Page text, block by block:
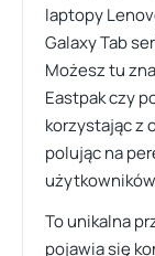
laptopy
Galaxy Tab
Możesz tu
Eastpak czy
korzystając z
polując na
To unikalna
pojawia się